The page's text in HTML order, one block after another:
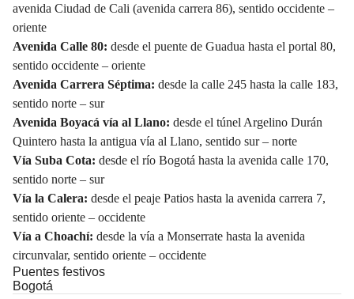
avenida Ciudad de Cali (avenida carrera 86), sentido occidente –
oriente
Avenida Calle 80: desde el puente de Guadua hasta el portal 80,
sentido occidente – oriente
Avenida Carrera Séptima: desde la calle 245 hasta la calle 183,
sentido norte – sur
Avenida Boyacá vía al Llano: desde el túnel Argelino Durán
Quintero hasta la antigua vía al Llano, sentido sur – norte
Vía Suba Cota: desde el río Bogotá hasta la avenida calle 170,
sentido norte – sur
Vía la Calera: desde el peaje Patios hasta la avenida carrera 7,
sentido oriente – occidente
Vía a Choachí: desde la vía a Monserrate hasta la avenida
circunvalar, sentido oriente – occidente
Puentes festivos
Bogotá